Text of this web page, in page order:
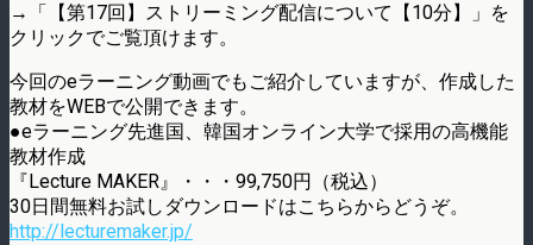
→「【第17回】ストリーミング配信について【10分】」を
クリックでご覧頂けます。
今回のeラーニング動画でもご紹介していますが、作成した
教材をWEBで公開できます。
●eラーニング先進国、韓国オンライン大学で採用の高機能
教材作成
『Lecture MAKER』・・・99,750円（税込）
30日間無料お試しダウンロードはこちらからどうぞ。
http://lecturemaker.jp/